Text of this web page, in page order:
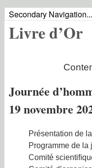
Livre d’Or
Journée
19 novembre
Présentation de
Programme de la
Comité